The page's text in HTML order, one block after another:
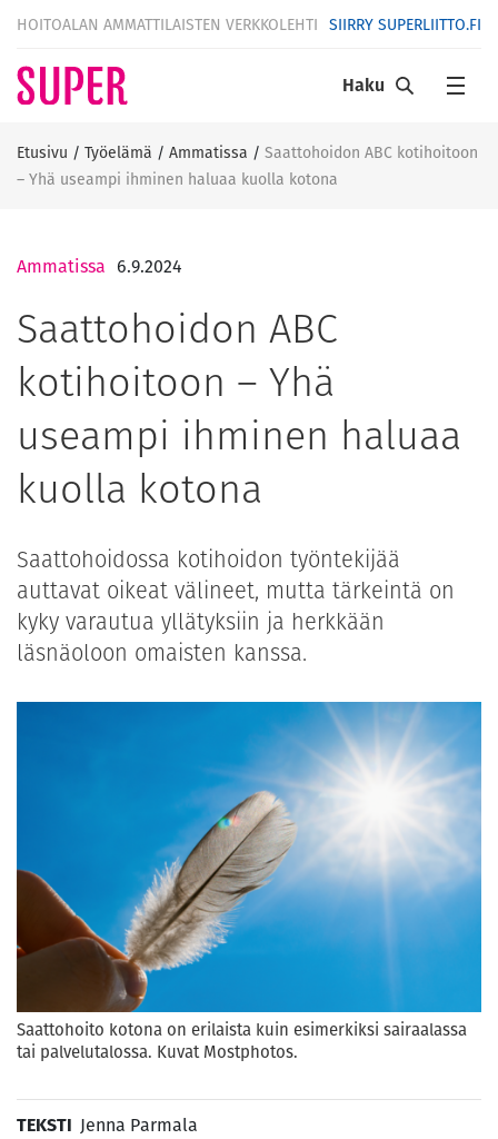
HOITOALAN AMMATTILAISTEN VERKKOLEHTI SIIRRY SUPERLIITTO.FI
Haku
Etusivu / Työelämä / Ammatissa / Saattohoidon ABC kotihoitoon
– Yhä useampi ihminen haluaa kuolla kotona
Ammatissa 6.9.2024
Saattohoidon ABC
kotihoitoon – Yhä
useampi ihminen haluaa
kuolla kotona
Saattohoidossa kotihoidon työntekijää
auttavat oikeat välineet, mutta tärkeintä on
kyky varautua yllätyksiin ja herkkään
läsnäoloon omaisten kanssa.
Saattohoito kotona on erilaista kuin esimerkiksi sairaalassa
tai palvelutalossa. Kuvat Mostphotos.
TEKSTI Jenna Parmala